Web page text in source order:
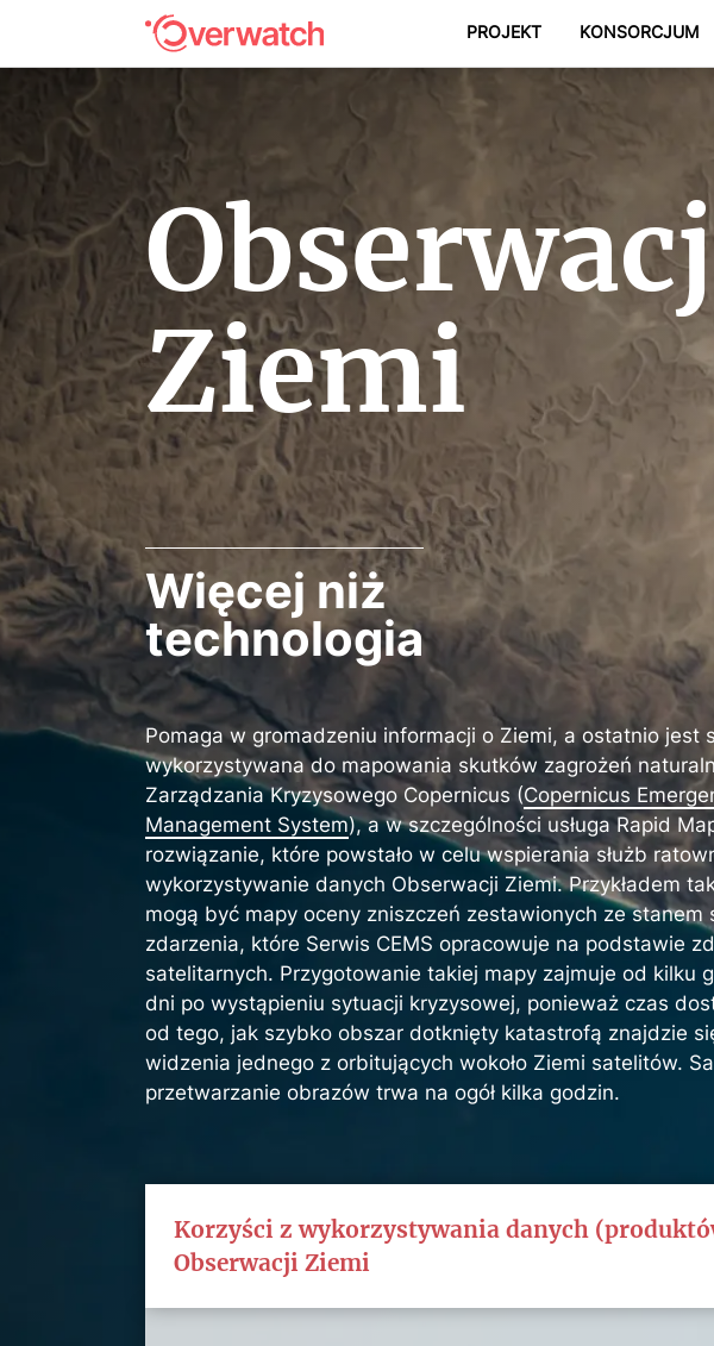
PROJEKT KONSORCJUM
Ziemi
Więcej niż
technologia
Pomaga w gromadzeniu informacji o Ziemi, a ostatnio jest
wykorzystywana do mapowania skutków zagrożeń
Zarządzania Kryzysowego Copernicus (Copernicus
Management System), a w szczególności usługa Rapid
rozwiązanie, które powstało w celu wspierania służb
wykorzystywanie danych Obserwacji Ziemi. Przykładem
mogą być mapy oceny zniszczeń zestawionych ze stanem
zdarzenia, które Serwis CEMS opracowuje na podstawie
satelitarnych. Przygotowanie takiej mapy zajmuje od kilku
dni po wystąpieniu sytuacji kryzysowej, ponieważ czas
od tego, jak szybko obszar dotknięty katastrofą znajdzie
widzenia jednego z orbitujących wokoło Ziemi satelitów.
przetwarzanie obrazów trwa na ogół kilka godzin.
Korzyści z wykorzystywania danych
Obserwacji Ziemi